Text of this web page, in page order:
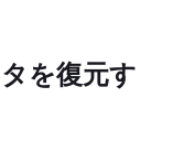
を復元す